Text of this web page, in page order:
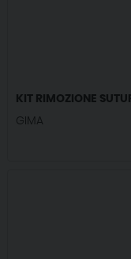
KIT RIMOZIONE
GIMA